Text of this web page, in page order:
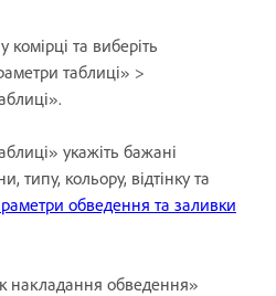
комірці та виберіть
таблиці» >
укажіть бажані
типу, кольору, відтінку та
обведення та заливки
накладання обведення»